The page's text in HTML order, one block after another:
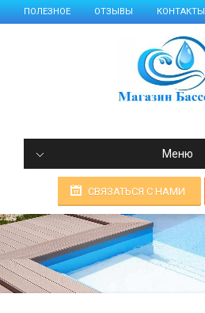
ПОЛЕЗНОЕ ОТЗЫВЫ КОНТАКТЫ
Меню
СВЯЗАТЬСЯ С НАМИ